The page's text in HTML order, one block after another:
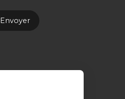
Envoyer